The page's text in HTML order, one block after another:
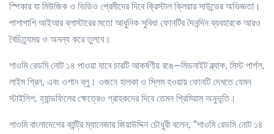
স্পিকার যা মিউজিক ও ভিডিও প্রেমীদের দিবে ক্রিস্টাল ক্লিয়ার সাউন্ডের অভিজ্ঞতা।
পাশাপাশি আইআর ব্লাস্টারের মতো আধুনিক সুবিধা ফোনটির দৈনন্দিন ব্যবহারকে আরও
বৈচিত্র্যময় ও অনন্য করে তুলবে।
শাওমি রেডমি নোট ১৪ পাওয়া যাবে চারটি আকর্ষণীয় রঙে—মিডনাইট ব্ল্যাক, মিস্ট পার্পল,
লাইম গ্রিন, এবং ওশান ব্লু। ওজনে হালকা ও স্লিম হওয়ায় ফোনটি দেখতে যেমন
স্টাইলিশ, হ্যান্ডফিলের ক্ষেত্রেও গ্রাহকদের দিবে তেমন প্রিমিয়াম অনুভূতি।
শাওমি বাংলাদেশের কান্ট্রি ম্যানেজার জিয়াউদ্দিন চৌধুরী বলেন, "শাওমি রেডমি নোট ১৪